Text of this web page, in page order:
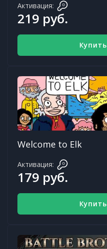
Активация:
219 руб.
Купить
Welcome to Elk
Активация:
179 руб.
Купить